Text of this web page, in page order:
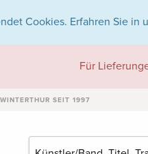
Cookies. Erfahren Sie in
Für
SEIT 1997